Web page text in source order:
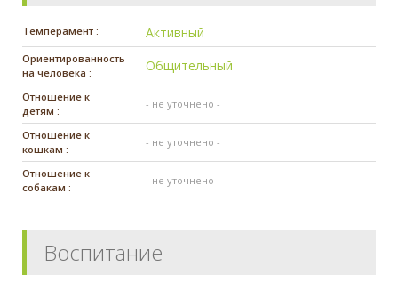
Темперамент : Активный
Ориентированность
на человека :
Общительный
Отношение к
детям :
- не уточнено -
Отношение к
кошкам :
- не уточнено -
Отношение к
собакам :
- не уточнено -
Воспитание